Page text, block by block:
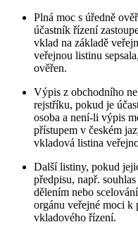
Plná moc s úředně
účastník řízení
vklad na základě
veřejnou listinu
ověřen.
Výpis z obchodního
rejstříku, pokud je
osoba a není-li výpis
přístupem v českém
vkladová listina
Další listiny, pokud
předpisu, např.
dělením nebo
orgánu veřejné moci k
vkladového řízení.